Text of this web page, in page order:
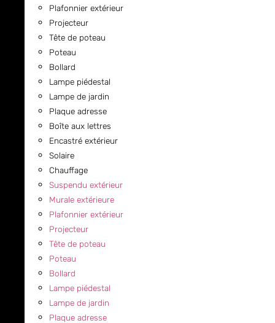
Plafonnier extérieur
Projecteur
Tête de poteau
Poteau
Bollard
Lampe piédestal
Lampe de jardin
Plaque adresse
Boîte aux lettres
Encastré extérieur
Solaire
Chauffage
Suspendu extérieur
Murale extérieure
Plafonnier extérieur
Projecteur
Tête de poteau
Poteau
Bollard
Lampe piédestal
Lampe de jardin
Plaque adresse